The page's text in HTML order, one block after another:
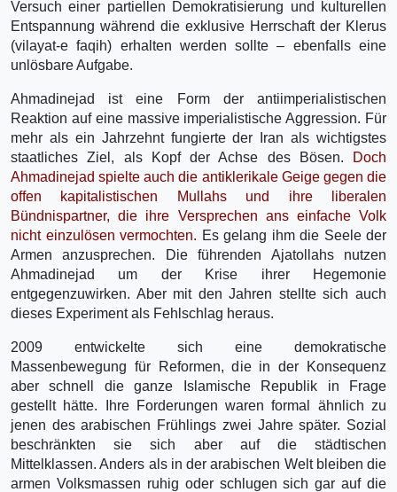
Versuch einer partiellen Demokratisierung und kulturellen
Entspannung während die exklusive Herrschaft der Klerus
(vilayat-e faqih) erhalten werden sollte – ebenfalls eine
unlösbare Aufgabe.
Ahmadinejad ist eine Form der antiimperialistischen
Reaktion auf eine massive imperialistische Aggression. Für
mehr als ein Jahrzehnt fungierte der Iran als wichtigstes
staatliches Ziel, als Kopf der Achse des Bösen.
Doch
Ahmadinejad spielte auch die antiklerikale Geige gegen die
offen kapitalistischen Mullahs und ihre liberalen
Bündnispartner, die ihre Versprechen ans einfache Volk
nicht einzulösen vermochten. Es gelang ihm die Seele der
Armen anzusprechen. Die führenden Ajatollahs nutzen
Ahmadinejad um der Krise ihrer Hegemonie
entgegenzuwirken. Aber mit den Jahren stellte sich auch
dieses Experiment als Fehlschlag heraus.
2009 entwickelte sich eine demokratische
Massenbewegung für Reformen, die in der Konsequenz
aber schnell die ganze Islamische Republik in Frage
gestellt hätte. Ihre Forderungen waren formal ähnlich zu
jenen des arabischen Frühlings zwei Jahre später. Sozial
beschränkten sie sich aber auf die städtischen
Mittelklassen. Anders als in der arabischen Welt bleiben die
armen Volksmassen ruhig oder schlugen sich gar auf die